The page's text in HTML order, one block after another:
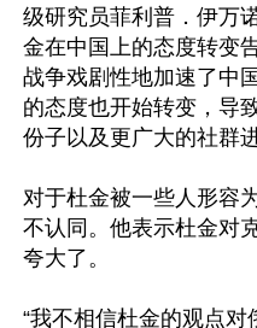
级研究员菲利普．伊万
金在中国上的态度转变
战争戏剧性地加速了中
的态度也开始转变，导
份子以及更广大的社群
对于杜金被一些人形容
不认同。他表示杜金对
夸大了。
“我不相信杜金的观点